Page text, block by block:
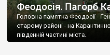
Феодосія. Пагорб
Головна памятка Феодосії -
старому районі - на
південній частині міста.